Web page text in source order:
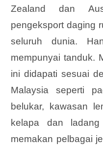
Zealand dan
pengeksport daging
seluruh dunia.
mempunyai tanduk.
ini didapati sesuai
Malaysia seperti
belukar, kawasan
kelapa dan
memakan pelbagai